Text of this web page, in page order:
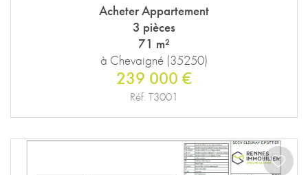
Acheter Appartement
3 pièces
71 m²
à Chevaigné (35250)
239 000 €
Réf. T3001